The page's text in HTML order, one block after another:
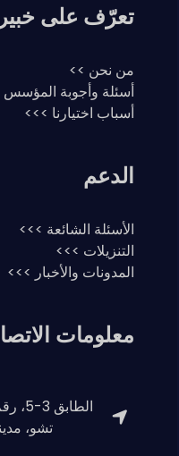
تعرّف على خبير
من نحن >>
أسئلة وأجوبة المؤسس
أسباب اختيارنا >>>
الدعم
الأسئلة الشائعة >>>
التنزيلات >>>
المدونات والأخبار >>>
معلومات
تشو،